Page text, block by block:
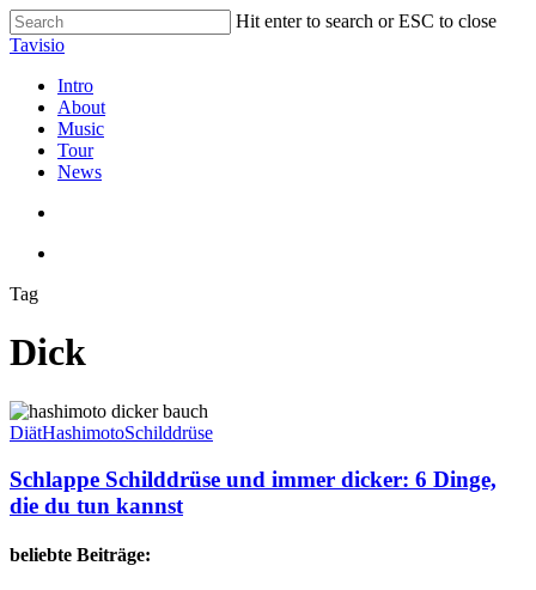
Skip
to
content
Hit enter to search or ESC to close
Close
Tavisio
search
Menu
Intro
About
Music
Tour
News
Tag
Dick
Schlappe
Schilddrüse
immer
dicker:
6
die
DiätHashimotoSchilddrüse
Schlappe Schilddrüse und immer dicker: 6 Dinge,
die du tun kannst
beliebte Beiträge: